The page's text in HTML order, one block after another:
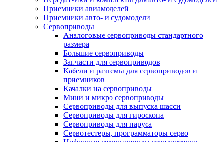
Приемники авиамоделей
Приемники авто- и судомодели
Сервоприводы
Аналоговые сервоприводы стандартного
размера
Большие сервоприводы
Запчасти для сервоприводов
Кабели и разъемы для сервоприводов и
приемников
Качалки на сервоприводы
Мини и микро сервоприводы
Сервоприводы для выпуска шасси
Сервоприводы для гироскопа
Сервоприводы для паруса
Сервотестеры, программаторы серво